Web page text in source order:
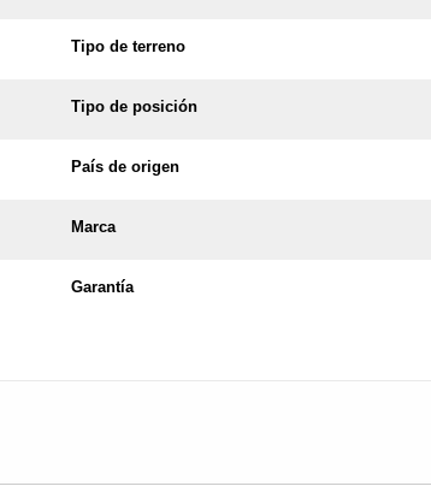
Tipo de terreno
Tipo de posición
País de origen
Marca
Garantía